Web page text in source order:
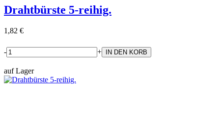
Drahtbürste 5-reihig.
1,82 €
- +
auf Lager